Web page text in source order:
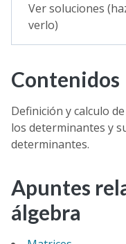
Ver soluciones
verlo)
Contenidos
Definición y calculo
los determinantes y
determinantes.
Apuntes
álgebra